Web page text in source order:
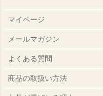
マイページ
メールマガジン
よくある質問
商品の取扱い方法